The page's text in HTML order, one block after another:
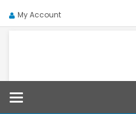
My Account